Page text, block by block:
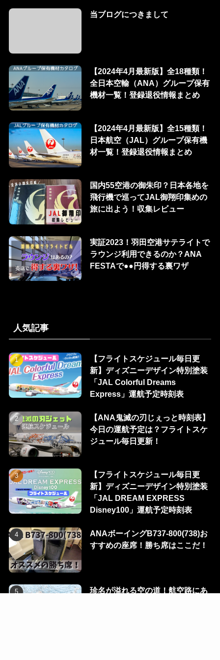
当ブログにつきまして
【2024年4月最新版】全18種類！
全日本空輸（ANA）グループ保有
機材一覧！登録退役情報まとめ
【2024年4月最新版】全15種類！
日本航空（JAL）グループ保有機
材一覧！登録退役情報まとめ
国内55空港の御朱印？日本各地を
飛行機で巡ってJAL御翔印集めの
旅に出よう！収集レビュー
実証2023！羽田空港サテライトで
ラウンジ利用できるのか？ANA
FESTAで●●円得する裏ワザ
人気記事
【フライトスケジュール毎日更
新】ディズニーデザイン特別塗装
「JAL Colorful Dreams
Express」運航予定時刻表
【ANA鬼滅の刃じぇっと時刻表】
今日の運航予定は？フライトスケ
ジュール毎日更新！
【フライトスケジュール毎日更
新】ディズニーデザイン特別塗装
「JAL DREAM EXPRESS
Disney100」運航予定時刻表
ANAボーイングB737-800(738)お
すすめの座席！勝ち席はここだ！
珍名が溢れる空の道！航空路にあ